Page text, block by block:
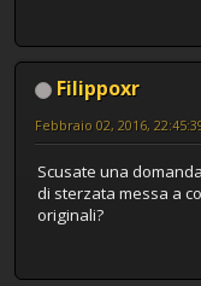
Filippoxr
Febbraio 02, 2016,
Scusate una
di sterzata messa a
originali?